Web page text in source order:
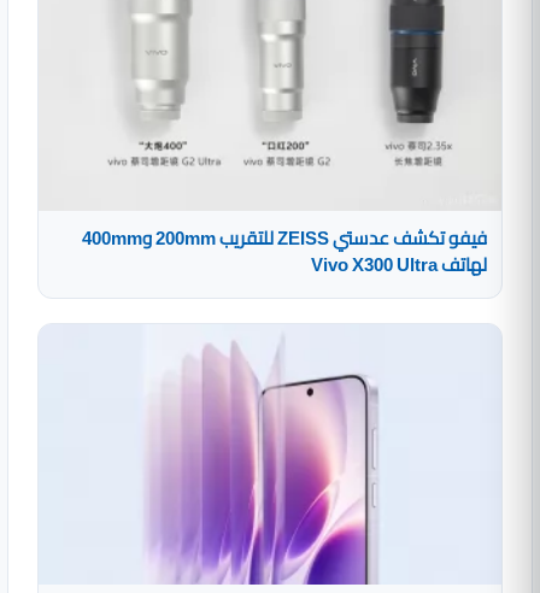
فيفو تكشف عدستي ZEISS للتقريب 200mm و400mm
لهاتف Vivo X300 Ultra